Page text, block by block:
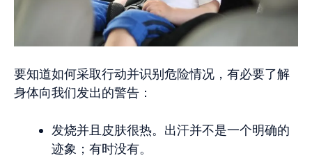
要知道如何采取行动并识别危险情况，有必要了解
身体向我们发出的警告：
发烧并且皮肤很热。出汗并不是一个明确的
迹象；有时没有。